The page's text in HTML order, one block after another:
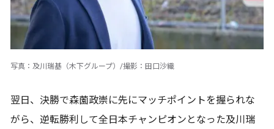
写真：及川瑞基（木下グループ）/撮影：田口沙織
翌日、決勝で森薗政崇に先にマッチポイントを握られな
がら、逆転勝利して全日本チャンピオンとなった及川瑞